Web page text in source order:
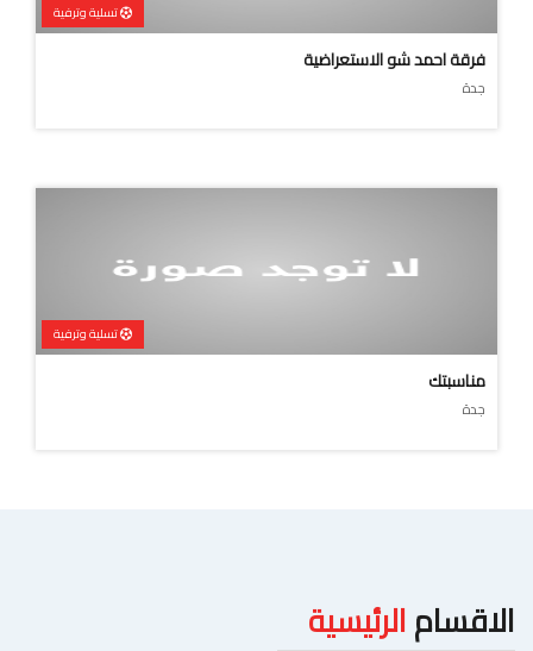
تسلية وترفية
فرقة احمد شو الاستعراضية
جدة
تسلية وترفية
مناسبتك
جدة
الاقسامالرئيسية